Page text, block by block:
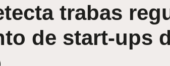
trabas
de start-ups